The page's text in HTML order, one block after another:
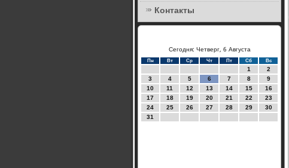
Контакты
Сегодня: Четверг, 6 Августа
Пн Вт Ср Чт Пт Сб Вс
1
2
3
4 5 6 7 8
9
10
11 12 13 14 15
16
17
18 19 20 21 22
23
24
25 26 27 28 29
30
31